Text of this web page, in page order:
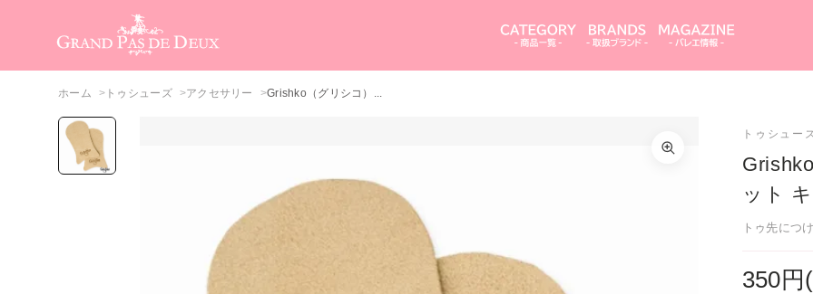
閉じる
ホーム トゥシューズ アクセサリー Grishko（グリシコ）...
トゥシュー
ット
トゥ先につ
350円